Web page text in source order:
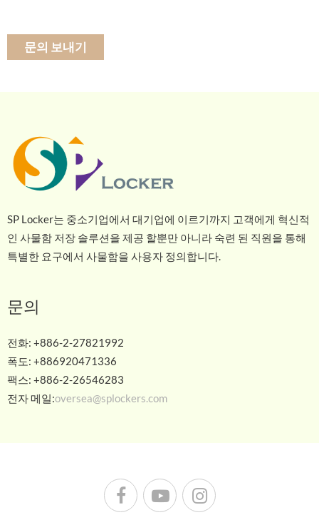
문의 보내기
SP Locker는 중소기업에서 대기업에 이르기까지 고객에게 혁신적
인 사물함 저장 솔루션을 제공 할뿐만 아니라 숙련 된 직원을 통해
특별한 요구에서 사물함을 사용자 정의합니다.
문의
전화: +886-2-27821992
폭도: +886920471336
팩스: +886-2-26546283
전자 메일:oversea@splockers.com